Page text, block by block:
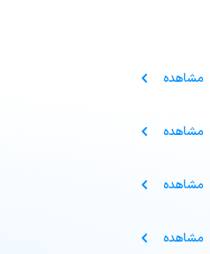
مشاهده
مشاهده
مشاهده
مشاهده